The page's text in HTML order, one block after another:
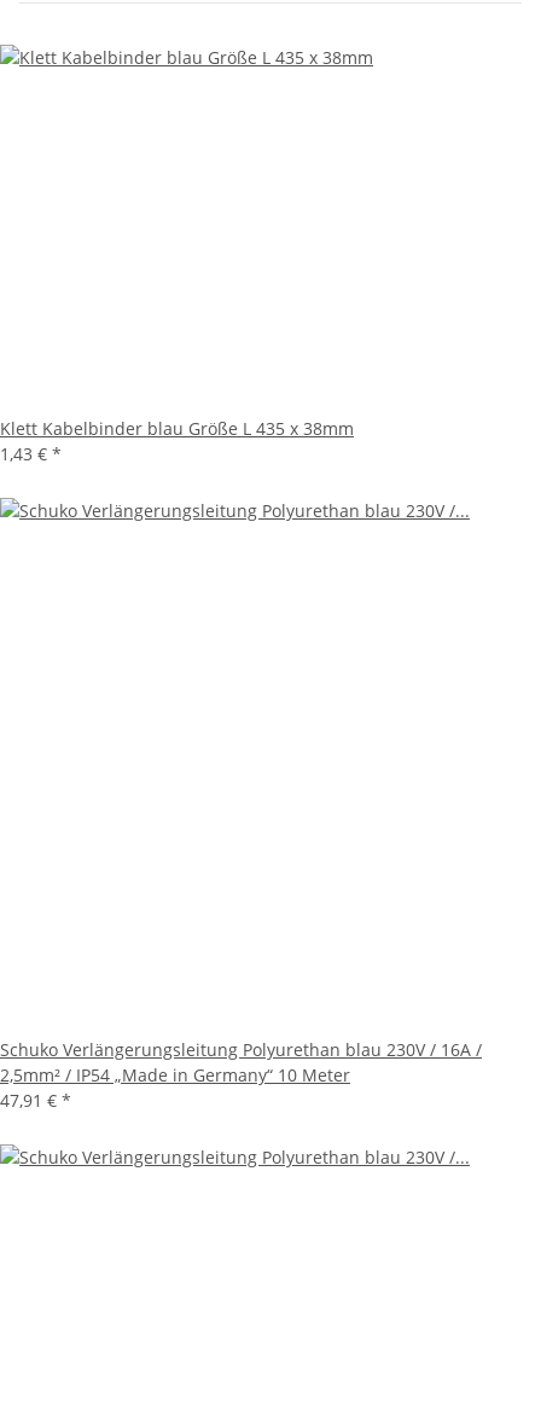
Klett Kabelbinder blau Größe L 435 x 38mm
1,43 € *
Schuko Verlängerungsleitung Polyurethan blau 230V / 16A /
2,5mm² / IP54 „Made in Germany“ 10 Meter
47,91 € *